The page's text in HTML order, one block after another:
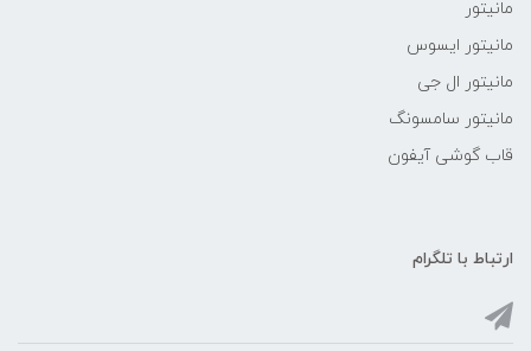
مانیتور
مانیتور ایسوس
مانیتور ال جی
مانیتور سامسونگ
قاب گوشی آیفون
ارتباط با تلگرام